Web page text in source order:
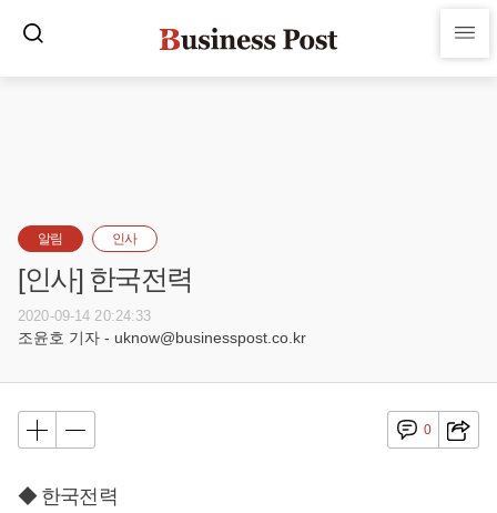
알림 인사
[인사] 한국전력
2020-09-14 20:24:33
조윤호 기자 - uknow@businesspost.co.kr
0
◆ 한국전력